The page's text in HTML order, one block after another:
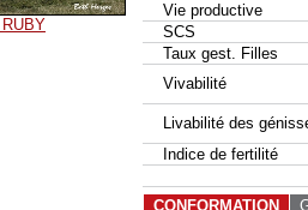
Vie productive
SCS
Taux gest. Filles
Vivabilité
Livabilité des
Indice de fertilité
CONFORMATION